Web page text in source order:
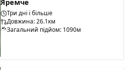
Яремче
Три дні і більше
Довжина: 26.1км
Загальний підйом: 1090м